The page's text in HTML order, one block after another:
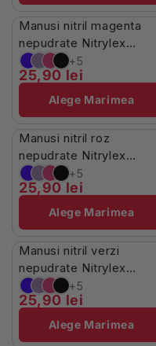
Manusi nitril magenta
nepudrate Nitrylex
100buc
+5
25,90 lei
Alege Marimea
Manusi nitril roz
nepudrate Nitrylex
100buc
+5
25,90 lei
Alege Marimea
Manusi nitril verzi
nepudrate Nitrylex
100buc
+5
25,90 lei
Alege Marimea